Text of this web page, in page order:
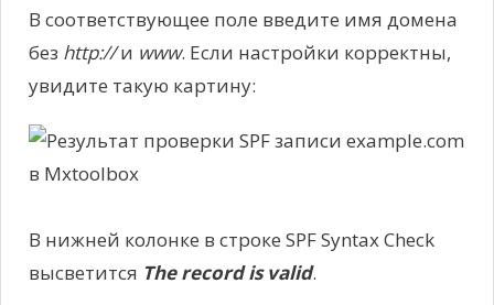
В соответствующее поле введите имя домена
без http://и www. Если настройки корректны,
увидите такую картину:
В нижней колонке в строке SPF Syntax Check
высветится The record is valid.